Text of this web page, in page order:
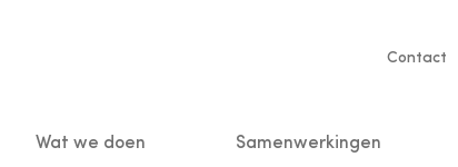
Service
Contact
Wat we doen Samenwerkingen